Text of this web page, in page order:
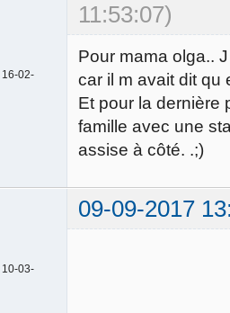
11:53:07)
16-02-
Pour mama olga..
car il m avait dit qu
Et pour la dernière
famille avec une
assise à côté. .;)
09-09-2017
10-03-